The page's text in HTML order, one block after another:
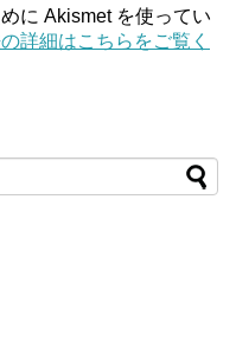
に Akismet を使ってい
詳細はこちらをご覧く